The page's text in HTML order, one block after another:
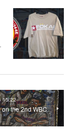
15:22
the 2nd WBC